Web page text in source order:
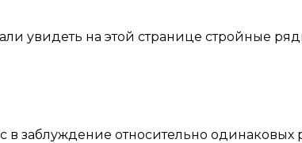
увидеть на этой странице стройные
заблуждение относительно одинаковых